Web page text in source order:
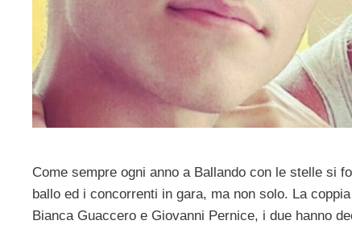
Come sempre ogni anno a Ballando con le stelle si
ballo ed i concorrenti in gara, ma non solo. La
Bianca Guaccero e Giovanni Pernice, i due hanno